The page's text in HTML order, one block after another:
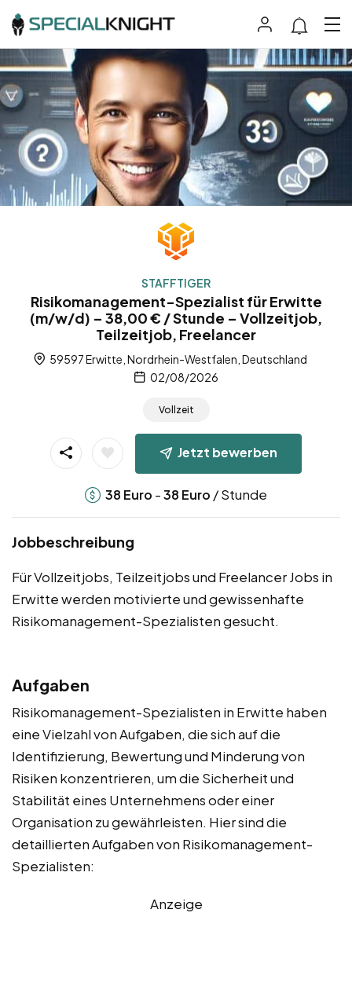
STAFFTIGER
Risikomanagement-Spezialist für Erwitte
(m/w/d) – 38,00 € / Stunde – Vollzeitjob,
Teilzeitjob, Freelancer
59597 Erwitte, Nordrhein-Westfalen, Deutschland
02/08/2026
Vollzeit
Jetzt bewerben
38 Euro -38 Euro / Stunde
Jobbeschreibung
Für Vollzeitjobs, Teilzeitjobs und Freelancer Jobs in
Erwitte werden motivierte und gewissenhafte
Risikomanagement-Spezialisten gesucht.
Aufgaben
Risikomanagement-Spezialisten in Erwitte haben
eine Vielzahl von Aufgaben, die sich auf die
Identifizierung, Bewertung und Minderung von
Risiken konzentrieren, um die Sicherheit und
Stabilität eines Unternehmens oder einer
Organisation zu gewährleisten. Hier sind die
detaillierten Aufgaben von Risikomanagement-
Spezialisten:
Anzeige